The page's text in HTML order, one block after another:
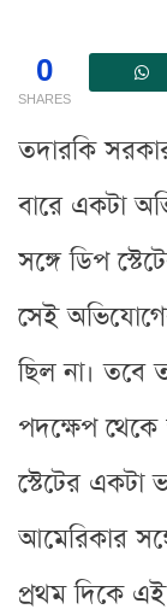
0
SHARES
তদারকি
বারে একটা
সঙ্গে ডিপ
সেই
ছিল না। তবে
পদক্ষেপ থেকে
স্টেটের
আমেরিকার
প্রথম দিকে